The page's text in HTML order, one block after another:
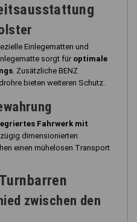
Einlegematten und
sorgt für optimale
. Zusätzliche BENZ
bieten weiteren Schutz.
Fahrwerk mit
dimensionierten
einen mühelosen Transport
zwischen den